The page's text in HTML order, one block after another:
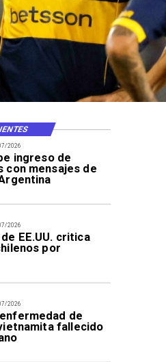
2026
ingreso de
con mensajes de
2026
EE.UU. critica
por
2026
de
fallecido